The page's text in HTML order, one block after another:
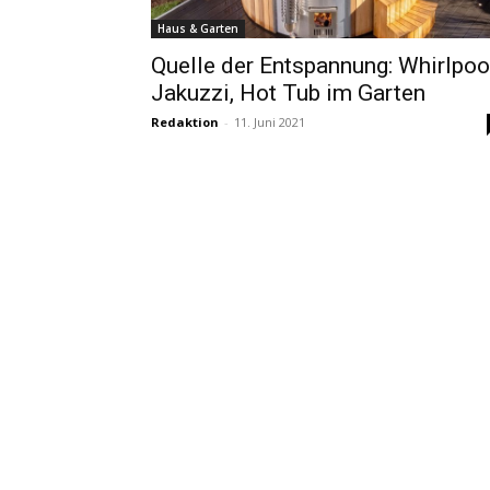
Haus & Garten
Quelle der Entspannung:
Jakuzzi, Hot Tub im Garten
Redaktion - 11. Juni 2021